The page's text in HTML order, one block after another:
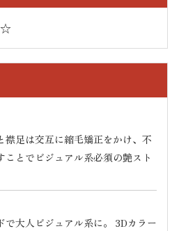
☆
襟足は交互に縮毛矯正をかけ、不
とでビジュアル系必須の艶スト
で大人ビジュアル系に。 3Dカラー